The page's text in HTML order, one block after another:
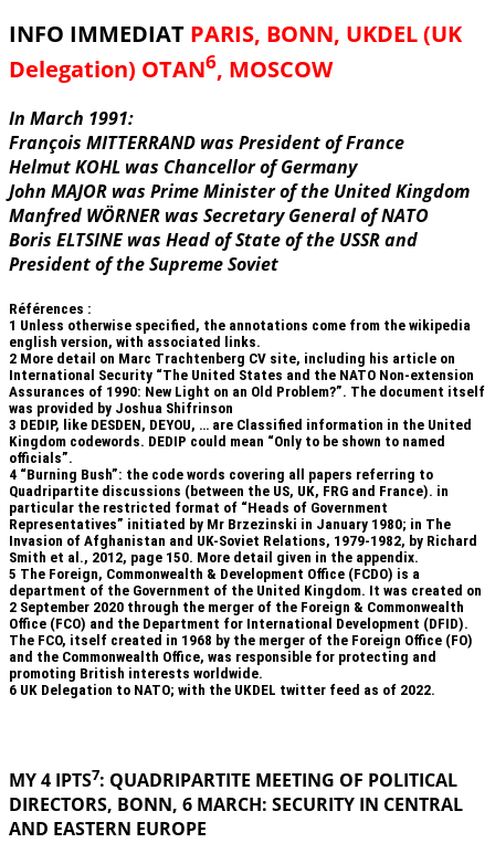
INFO IMMEDIAT PARIS, BONN, UKDEL (UK
Delegation) OTAN6, MOSCOW
In March 1991:
François MITTERRAND was President of France
Helmut KOHL was Chancellor of Germany
John MAJOR was Prime Minister of the United Kingdom
Manfred WÖRNER was Secretary General of NATO
Boris ELTSINE was Head of State of the USSR and
President of the Supreme Soviet
Références :
1 Unless otherwise specified, the annotations come from the wikipedia
english version, with associated links.
2 More detail on Marc Trachtenberg CV site, including his article on
International Security “The United States and the NATO Non-extension
Assurances of 1990: New Light on an Old Problem?”. The document itself
was provided by Joshua Shifrinson
3 DEDIP, like DESDEN, DEYOU, … are Classified information in the United
Kingdom codewords. DEDIP could mean “Only to be shown to named
officials”.
4 “Burning Bush”: the code words covering all papers referring to
Quadripartite discussions (between the US, UK, FRG and France). in
particular the restricted format of “Heads of Government
Representatives” initiated by Mr Brzezinski in January 1980; in The
Invasion of Afghanistan and UK-Soviet Relations, 1979-1982, by Richard
Smith et al., 2012, page 150. More detail given in the appendix.
5 The Foreign, Commonwealth & Development Office (FCDO) is a
department of the Government of the United Kingdom. It was created on
2 September 2020 through the merger of the Foreign & Commonwealth
Office (FCO) and the Department for International Development (DFID).
The FCO, itself created in 1968 by the merger of the Foreign Office (FO)
and the Commonwealth Office, was responsible for protecting and
promoting British interests worldwide.
6 UK Delegation to NATO; with the UKDEL twitter feed as of 2022.
MY 4 IPTS7: QUADRIPARTITE MEETING OF POLITICAL
DIRECTORS, BONN, 6 MARCH: SECURITY IN CENTRAL
AND EASTERN EUROPE